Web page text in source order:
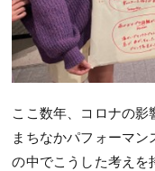
ここ数年、コロナの
まちなかパフォーマ
の中でこうした考えを